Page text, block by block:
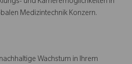
und Karrieremöglichkeiten in
Medizintechnik Konzern.
Wachstum in Ihrem